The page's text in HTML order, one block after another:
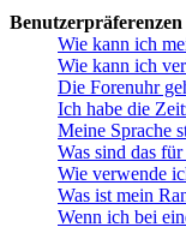
Wie kann ich
Wie kann ich
Die Forenuhr
Ich habe die
Meine Sprache
Was sind das
Wie verwende
Was ist mein
Wenn ich bei